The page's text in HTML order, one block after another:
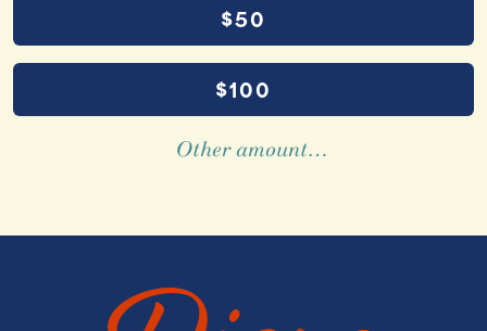
$50
$100
Other amount…